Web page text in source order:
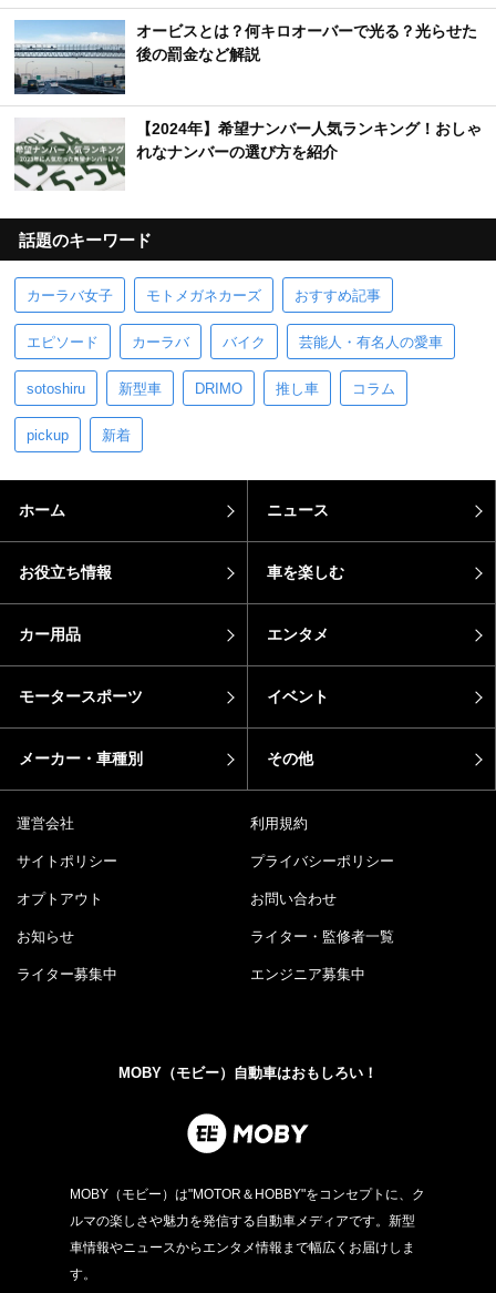
オービスとは？何キロオーバーで光る？光らせた
後の罰金など解説
【2024年】希望ナンバー人気ランキング！おしゃ
れなナンバーの選び方を紹介
話題のキーワード
カーラバ女子 モトメガネカーズ おすすめ記事
エピソード カーラバ バイク 芸能人・有名人の愛車
sotoshiru 新型車 DRIMO 推し車 コラム
pickup 新着
ホーム ニュース
お役立ち情報 車を楽しむ
カー用品 エンタメ
モータースポーツ イベント
メーカー・車種別 その他
運営会社 利用規約
サイトポリシー プライバシーポリシー
オプトアウト お問い合わせ
お知らせ ライター・監修者一覧
ライター募集中 エンジニア募集中
MOBY（モビー）自動車はおもしろい！
MOBY（モビー）は"MOTOR＆HOBBY"をコンセプトに、ク
ルマの楽しさや魅力を発信する自動車メディアです。新型
車情報やニュースからエンタメ情報まで幅広くお届けしま
す。